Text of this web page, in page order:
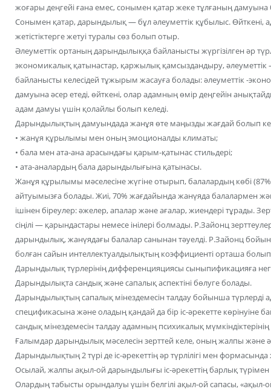
жоғары деңгейі ғана емес, сонымен қатар жеке тұлғаның дамуына
Сонымен қатар, дарындылық — бұл әлеуметтік құбылыс. Өйткені,
жетістіктерге жетуі туралы сөз болып отыр.
Әлеуметтік ортаның дарындылыққа байланысты жүргізілген әр
экономикалық қатынастар, қаржылық қамсыздандыру, әлеуметтік –
байланысты келесідей тұжырым жасауға болады: әлеуметтік -
дамуына әсер етеді, өйткені, олар адамның өмір деңгейін
адам дамуы үшін қолайлы болып келеді.
Дарындылықтың дамуындада жанұя өте маңызды жағдай болып
• жанұя құрылымы мен оның эмоционалды климаты;
• бала мен ата-ана арасындағы қарым-қатынас стильдері;
• ата-аналардың бала дарындылығына қатынасы.
Жанұя құрылымы мәселесіне жүгіне отырып, балалардың көбі
айтуымызға болады. Жиі, 70% жағдайында жанүяда балалармен
ішінен біреулер: әжелер, апалар және ағалар, жиендері тұрады.
сіңілі — қарындастары немесе інілері болмады. Р.Зайонц
дарындылық, жанүядағы балалар санынан тәуелді. Р.Зайонц
болған сайын интеллектуалдылықтың коэффициенті орташа болып
Дарындылық түрлерінің дифференцияциясы сыныпификацияға
Дарындылықта сандық және сапалық аспектіні бөлуге болады.
Дарындылықтың сапалық мінездемесін талдау бойынша түрлерді
спецификасына және оладың қандай да бір іс-әрекетте
сандық мінездемесін талдау адамның психикалық мүмкіндіктерінің
Ғалымдар дарындылық мәселесін зерттей келе, оның жалпы және
Дарындылықтың 2 түрі де іс-әрекеттің әр түрлілігі мен
Осылай, жалпы ақыл-ой дарындылығы іс-әрекеттің барлық
Олардың табысты орындалуы үшін белгілі ақыл-ой сапасы,